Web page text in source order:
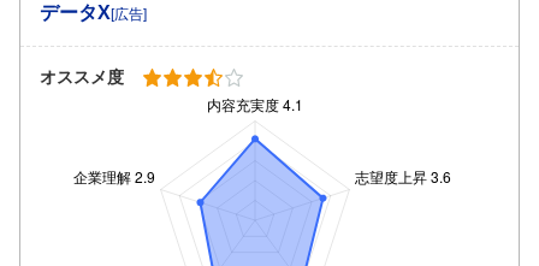
データX[広告]
オススメ度